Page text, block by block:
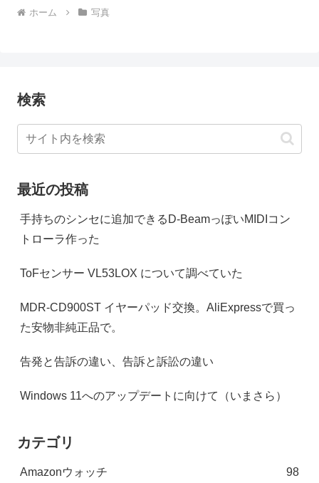
ホーム 写真
検索
最近の投稿
手持ちのシンセに追加できるD-BeamっぽいMIDIコン
トローラ作った
ToFセンサー VL53LOX について調べていた
MDR-CD900ST イヤーパッド交換。AliExpressで買っ
た安物非純正品で。
告発と告訴の違い、告訴と訴訟の違い
Windows 11へのアップデートに向けて（いまさら）
カテゴリ
Amazonウォッチ 98